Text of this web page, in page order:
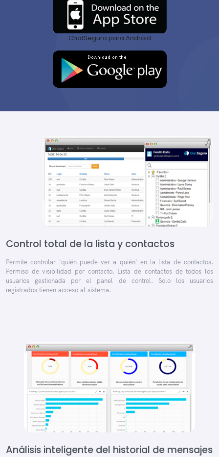
ChatSeguro para Android
Control total de la lista y contactos
Permite controlar 'quién puede ver a quién' en la lista de contactos.
Permiso de visibilidad por contacto. Lista de contactos de todos los
usuarios gestionada por el panel de control. Solo los usuarios
registrados tienen acceso al sistema.
Análisis inteligente del historial de mensajes